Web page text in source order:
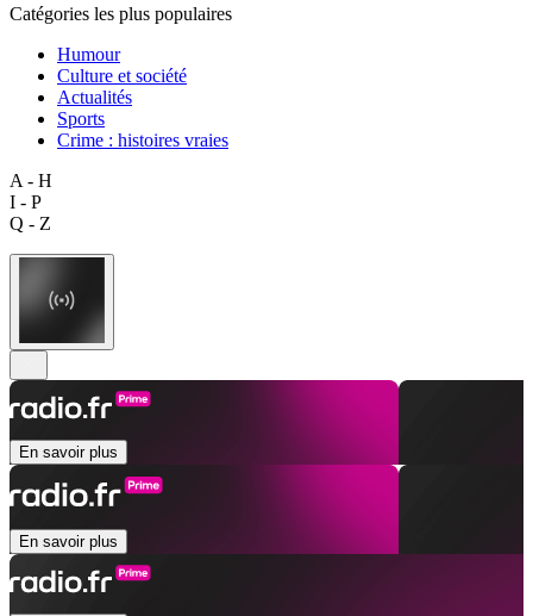
Catégories les plus populaires
Humour
Culture et société
Actualités
Sports
Crime : histoires vraies
A - H
I - P
Q - Z
En savoir plus
En savoir plus